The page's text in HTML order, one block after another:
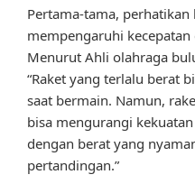
Pertama-tama,
mempengaruhi
Menurut Ahli olahraga
“Raket yang terlalu berat
saat bermain. Namun,
bisa mengurangi
dengan berat yang
pertandingan.”